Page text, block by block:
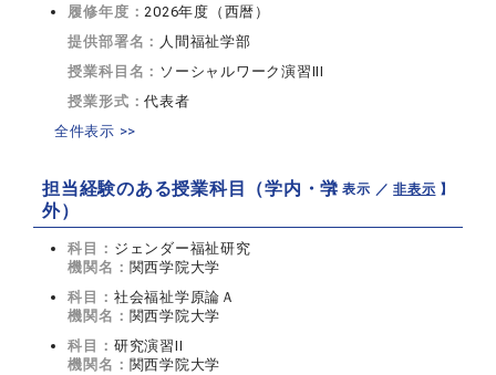
履修年度：2026年度（西暦）
提供部署名： 人間福祉学部
授業科目名： ソーシャルワーク演習III
授業形式：代表者
全件表示 >>
担当経験のある授業科目（学内・学
外）
【 表示 ／非表示 】
科目： ジェンダー福祉研究
機関名： 関西学院大学
科目： 社会福祉学原論Ａ
機関名： 関西学院大学
科目： 研究演習II
機関名： 関西学院大学